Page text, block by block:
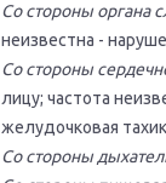
Со стороны органа
неизвестна -
Со стороны
лицу; частота
желудочковая
Со стороны